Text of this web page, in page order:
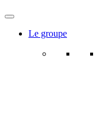
Le groupe